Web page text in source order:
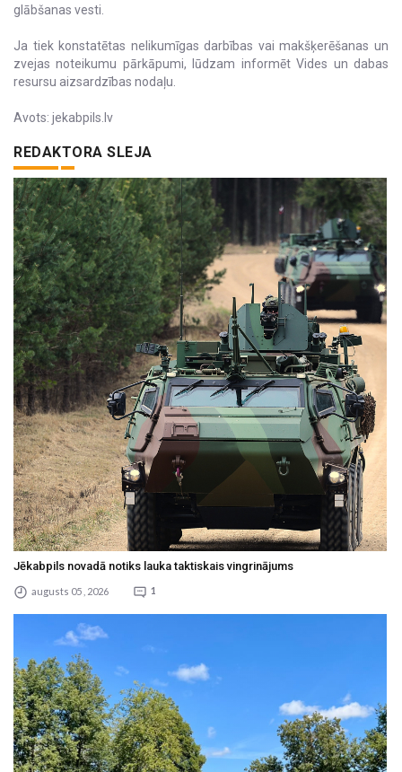
glābšanas vesti.
Ja tiek konstatētas nelikumīgas darbības vai makšķerēšanas un
zvejas noteikumu pārkāpumi, lūdzam informēt Vides un dabas
resursu aizsardzības nodaļu.
Avots: jekabpils.lv
REDAKTORA SLEJA
Jēkabpils novadā notiks lauka taktiskais vingrinājums
augusts 05 , 2026 1